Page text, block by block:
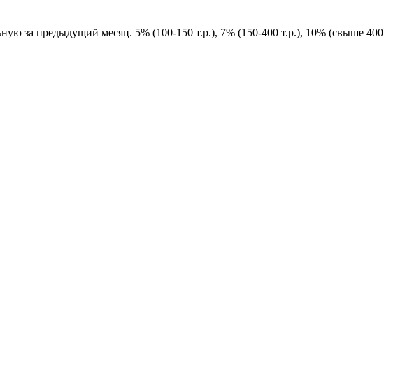
за предыдущий месяц. 5% (100-150 т.р.), 7% (150-400 т.р.), 10% (свыше 400